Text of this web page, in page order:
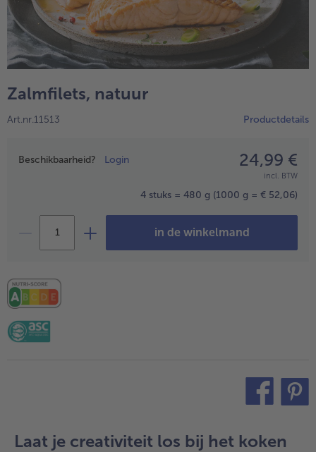
High Protein
alleHigh Protein
Veggie & Vegan
Zalmfilets, natuur
Art.nr.11513 Productdetails
Prijsopgave
Beschikbaarheid? Login 24,99 €
incl. BTW
4 stuks = 480 g (1000 g = € 52,06)
in de winkelmand
Laat je creativiteit los bij het koken